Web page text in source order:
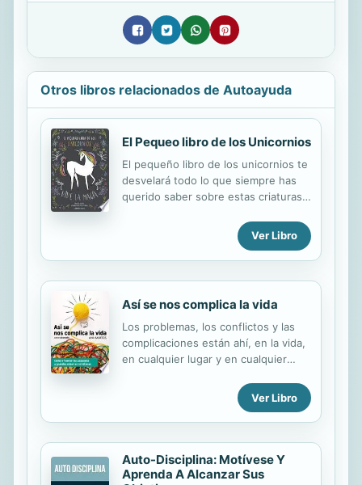
Otros libros relacionados de Autoayuda
El Pequeo libro de los Unicornios
El pequeño libro de los unicornios te
desvelará todo lo que siempre has
querido saber sobre estas criaturas
fascinantes páginas repletas de
leyendas, hechizos, curiosidades,
manualidades y recetas de arcoíris.
Con sus magníficas ilustraciones,
mágico lleno de energía positiva,
vitalidad y esperanza.
Ver Libro
Así se nos complica la vida
Los problemas, los conflictos y las
complicaciones están ahí, en la vida,
en cualquier lugar y en cualquier
la vida se compone de personas y las
personas somos problemáticas,
conflictivas y complicadas. La
cuestión no es que en la vida haya
problemas, conflictos y
complicaciones, sino qué hacemos
Ver Libro
Auto-Disciplina: Motívese Y
Aprenda A Alcanzar Sus